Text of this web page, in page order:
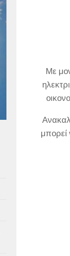
Με
μπορεί